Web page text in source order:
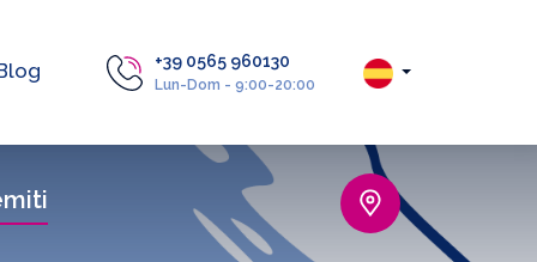
+39 0565 960130
Lun-Dom - 9:00-20:00